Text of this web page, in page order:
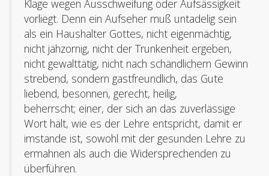
Klage wegen Ausschweifung oder Aufsässigkeit
vorliegt. Denn ein Aufseher muß untadelig sein
als ein Haushalter Gottes, nicht eigenmächtig,
nicht jähzornig, nicht der Trunkenheit ergeben,
nicht gewalttätig, nicht nach schändlichem Gewinn
strebend, sondern gastfreundlich, das Gute
liebend, besonnen, gerecht, heilig,
beherrscht; einer, der sich an das zuverlässige
Wort hält, wie es der Lehre entspricht, damit er
imstande ist, sowohl mit der gesunden Lehre zu
ermahnen als auch die Widersprechenden zu
überführen.